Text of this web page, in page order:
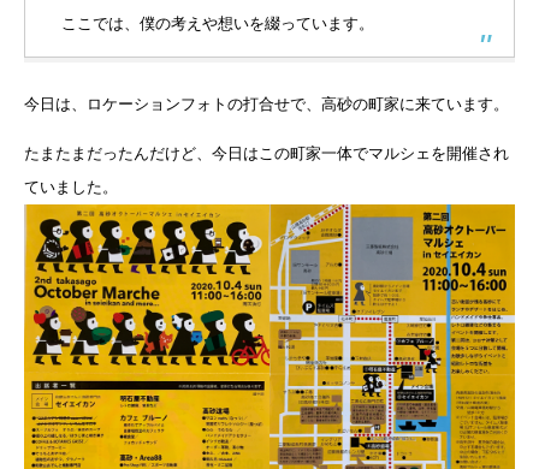
ここでは、僕の考えや想いを綴っています。
今日は、ロケーションフォトの打合せで、高砂の町家に来ています。
たまたまだったんだけど、今日はこの町家一体でマルシェを開催され
ていました。